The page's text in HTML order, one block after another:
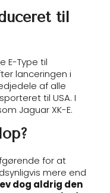
til
E-Type til
lanceringen i
af alle
til USA. I
Jaguar XK-E.
for at
mere end
dog aldrig den